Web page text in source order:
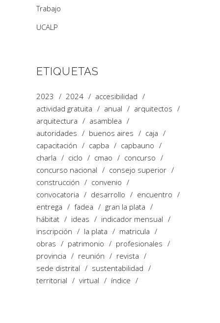
Trabajo
UCALP
ETIQUETAS
2023 2024
accesibilidad
actividad gratuita
anual
arquitectos
arquitectura
asamblea
autoridades
buenos aires
caja
capacitación
capba
capbauno
charla
ciclo cmao
concurso
concurso nacional
consejo superior
construcción
convenio
convocatoria
desarrollo
encuentro
entrega
fadea
gran la plata
hábitat
ideas
indicador mensual
inscripción
la plata
matricula
obras
patrimonio
profesionales
provincia
reunión
revista
sede distrital
sustentabilidad
territorial
virtual índice